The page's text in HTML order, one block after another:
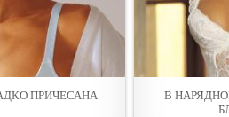
ПРИЧЕСАНА
В